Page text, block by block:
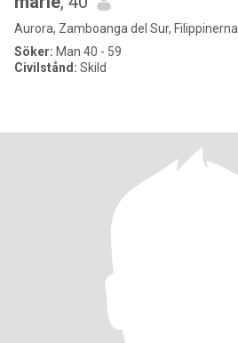
Aurora, Zamboanga del Sur, Filippinerna
Söker: Man 40 - 59
Civilstånd: Skild